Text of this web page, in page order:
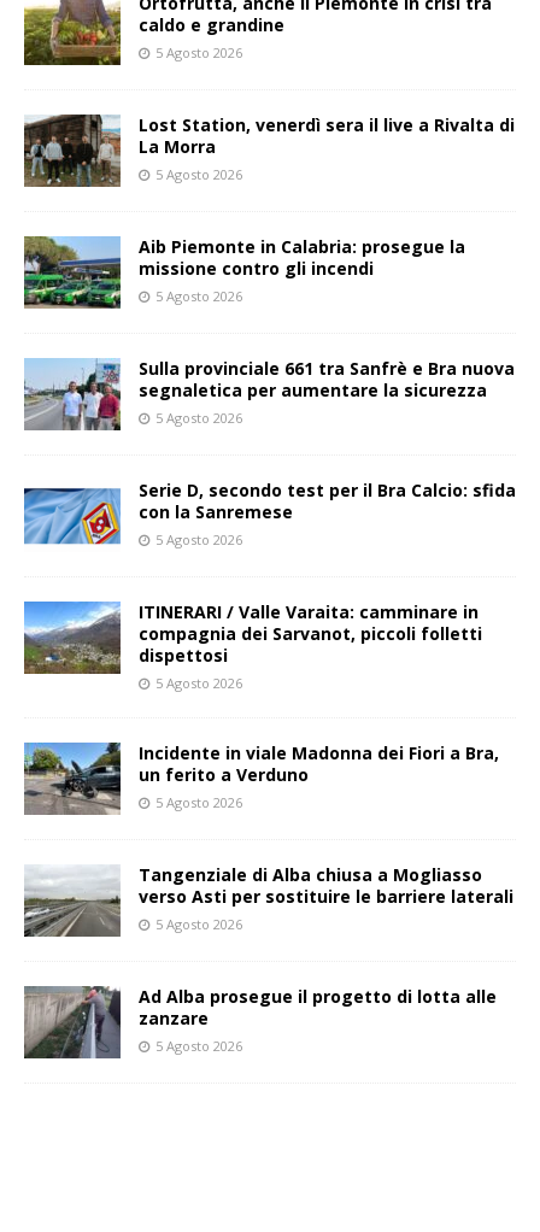
caldo e grandine
5 Agosto 2026
Lost Station, venerdì sera il live a Rivalta di
La Morra
5 Agosto 2026
Aib Piemonte in Calabria: prosegue la
missione contro gli incendi
5 Agosto 2026
Sulla provinciale 661 tra Sanfrè e Bra nuova
segnaletica per aumentare la sicurezza
5 Agosto 2026
Serie D, secondo test per il Bra Calcio: sfida
con la Sanremese
5 Agosto 2026
ITINERARI / Valle Varaita: camminare in
compagnia dei Sarvanot, piccoli folletti
dispettosi
5 Agosto 2026
Incidente in viale Madonna dei Fiori a Bra,
un ferito a Verduno
5 Agosto 2026
Tangenziale di Alba chiusa a Mogliasso
verso Asti per sostituire le barriere laterali
5 Agosto 2026
Ad Alba prosegue il progetto di lotta alle
zanzare
5 Agosto 2026